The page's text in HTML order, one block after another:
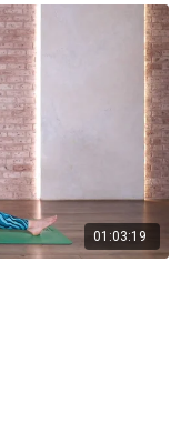
01:03:19